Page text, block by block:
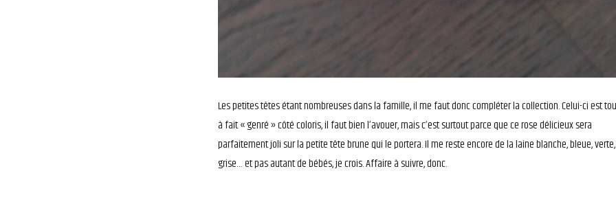
Les petites têtes étant nombreuses dans la famille, il me faut donc compléter la collection. Celui-ci est
à fait « genré » côté coloris, il faut bien l’avouer, mais c’est surtout parce que ce rose délicieux sera
parfaitement joli sur la petite tête brune qui le portera. Il me reste encore de la laine blanche, bleue, verte,
grise… et pas autant de bébés, je crois. Affaire à suivre, donc.